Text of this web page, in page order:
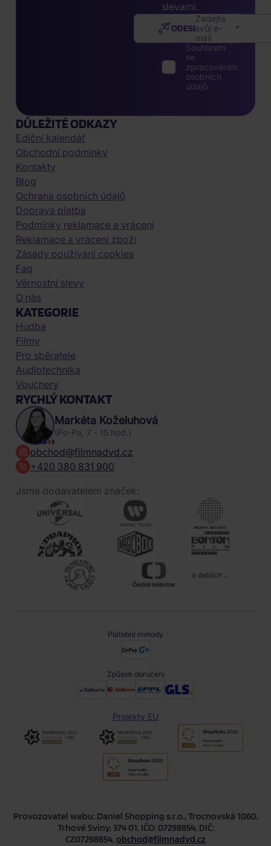
slevami.
Zadejte
svůj e-
mail
ODESLAT
Souhlasím
se
zpracováním
osobních
údajů
DŮLEŽITÉ ODKAZY
Ediční kalendář
Obchodní podmínky
Kontakty
Blog
Ochrana osobních údajů
Doprava platba
Podmínky reklamace a vrácení
Reklamace a vrácení zboží
Zásady používání cookies
Faq
Věrnostní slevy
O nás
KATEGORIE
Hudba
Filmy
Pro sběratele
Audiotechnika
Vouchery
RYCHLÝ KONTAKT
Markéta Koželuhová
(Po-Pa, 7 - 15 hod.)
obchod@filmnadvd.cz
+420 380 831 900
Jsme dodavatelem značek:
a dalších ...
Platební metody
Způsob doručení
Projekty EU
Provozovatel webu: Daniel Shopping s.r.o., Trocnovská 1060,
Trhové Sviny, 374 01, IČO: 07298854, DIČ:
CZ07298854, obchod@filmnadvd.cz